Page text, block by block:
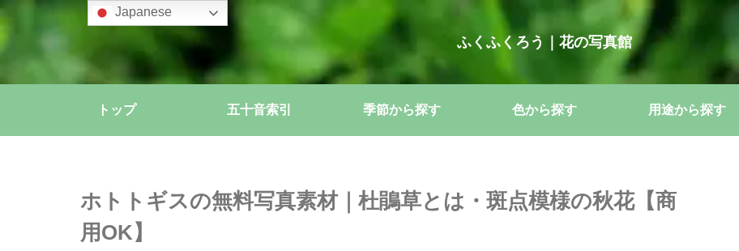
ふくふくろう｜花の写真館
トップ 五十音索引 季節から探す 色から探す 用途から探す
ホトトギスの無料写真素材｜杜鵑草とは・斑点模様の秋花【商
用OK】
Japanese